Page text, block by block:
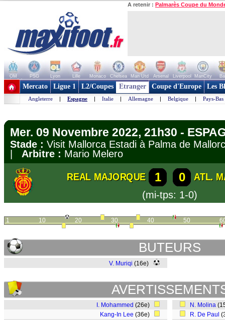
A retenir : Palmarès Coupe du
OM PSG Lyon Lille Monaco Chelsea Man Utd Arsenal Liverpool ManCity
+ de clubs
Mercato Ligue 1 L2/Coupes Etranger Coupe d'Europe Les
Angleterre | Espagne | Italie | Allemagne | Belgique | Pays-Bas
Mer. 09 Novembre 2022, 21h30 -
Stade : Visit Mallorca Estadi à Palma de
Arbitre : Mario Melero
REAL MAJORQUE 1 0
ATL.
(mi-tps: 1-0)
1 10 20 30 40 50
BUTEURS
V. Muriqi (16e)
I. Mohammed (26e)
Kang-In Lee (36e)
N. Molina
R. De Paul